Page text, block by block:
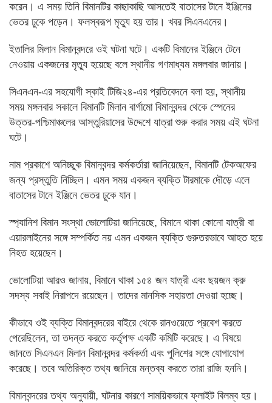
করেন। এ সময় তিনি বিমানটির কাছাকাছি আসতেই বাতাসের টানে ইঞ্জিনের
ভেতর ঢুকে পড়েন। ফলস্বরূপ মৃত্যু হয় তার। খবর সিএনএনের।
ইতালির মিলান বিমানবন্দরে ওই ঘটনা ঘটে। একটি বিমানের ইঞ্জিনে টেনে
নেওয়ায় একজনের মৃত্যু হয়েছে বলে স্থানীয় গণমাধ্যম মঙ্গলবার জানায়।
সিএনএন-এর সহযোগী স্কাই টিজি২৪-এর প্রতিবেদনে বলা হয়, স্থানীয়
সময় মঙ্গলবার সকালে বিমানটি মিলান বার্গামো বিমানবন্দর থেকে স্পেনের
উত্তর-পশ্চিমাঞ্চলের আস্তুরিয়াসের উদ্দেশে যাত্রা শুরু করার সময় এই ঘটনা
ঘটে।
নাম প্রকাশে অনিচ্ছুক বিমানবন্দর কর্মকর্তারা জানিয়েছেন, বিমানটি টেকঅফের
জন্য প্রস্তুতি নিচ্ছিল। এমন সময় একজন ব্যক্তি টারমাকে দৌড়ে এলে
বাতাসের টানে ইঞ্জিনে ভেতর ঢুকে যান।
স্প্যানিশ বিমান সংস্থা ভোলোটিয়া জানিয়েছে, বিমানে থাকা কোনো যাত্রী বা
এয়ারলাইনের সঙ্গে সম্পর্কিত নয় এমন একজন ব্যক্তি গুরুতরভাবে আহত হয়ে
নিহত হয়েছেন।
ভোলোটিয়া আরও জানায়, বিমানে থাকা ১৫৪ জন যাত্রী এবং ছয়জন ক্রু
সদস্য সবাই নিরাপদে রয়েছেন। তাদের মানসিক সহায়তা দেওয়া হচ্ছে।
কীভাবে ওই ব্যক্তি বিমানবন্দরের বাইরে থেকে রানওয়েতে প্রবেশ করতে
পেরেছিলেন, তা তদন্ত করতে কর্তৃপক্ষ একটি কমিটি করেছে। এ বিষয়ে
জানতে সিএনএন মিলান বিমানবন্দর কর্মকর্তা এবং পুলিশের সঙ্গে যোগাযোগ
করেছে। তবে অতিরিক্ত তথ্য জানিয়ে মন্তব্য করতে তারা রাজি হননি।
বিমানবন্দরের তথ্য অনুযায়ী, ঘটনার কারণে সাময়িকভাবে ফ্লাইট বিলম্ব হয়।